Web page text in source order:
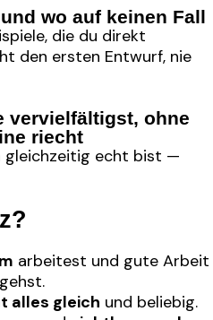
wo auf keinen Fall
die du direkt
den ersten Entwurf, nie
vervielfältigst, ohne
riecht
gleichzeitig echt bist —
arbeitest und gute Arbeit
alles gleich und beliebig.